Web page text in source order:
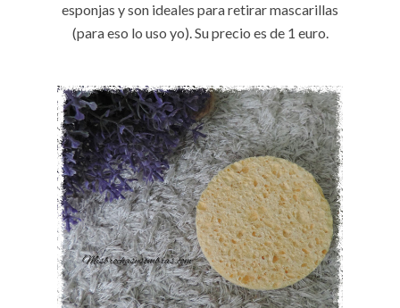
esponjas y son ideales para retirar mascarillas
(para eso lo uso yo). Su precio es de 1 euro.